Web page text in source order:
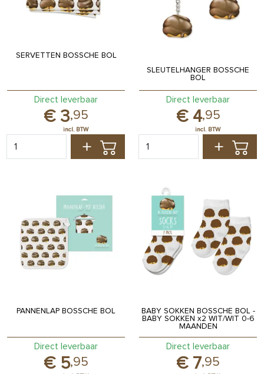
SERVETTEN BOSSCHE BOL
3,95
Direct leverbaar
SLEUTELHANGER BOSSCHE
BOL
4,95
Direct leverbaar
PANNENLAP BOSSCHE BOL
5,95
Direct leverbaar
BABY SOKKEN BOSSCHE BOL -
BABY SOKKEN x2 WIT/WIT 0-6
MAANDEN
7,95
Direct leverbaar